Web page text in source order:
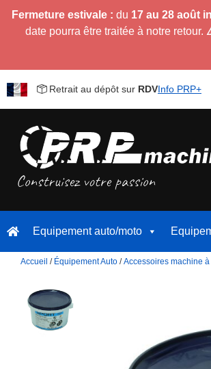
Fermeture estivale : du 17 au 28 août
date pourra être traitée à notre retour.
Retrait au dépôt sur RDVInfo PRP+
Equipement auto/moto
Accueil / Équipement Auto /Accessoires machine